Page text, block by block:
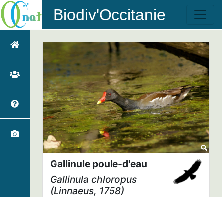
Biodiv'Occitanie
Gallinule poule-d'eau
Gallinula chloropus
(Linnaeus, 1758)